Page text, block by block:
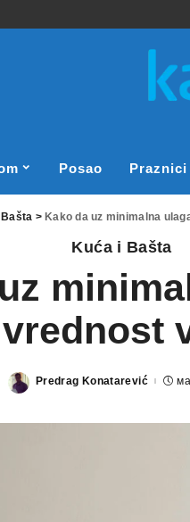
Posao
> Kako da uz minimalna
Kuća i Bašta
Posted
Predrag Konatarević